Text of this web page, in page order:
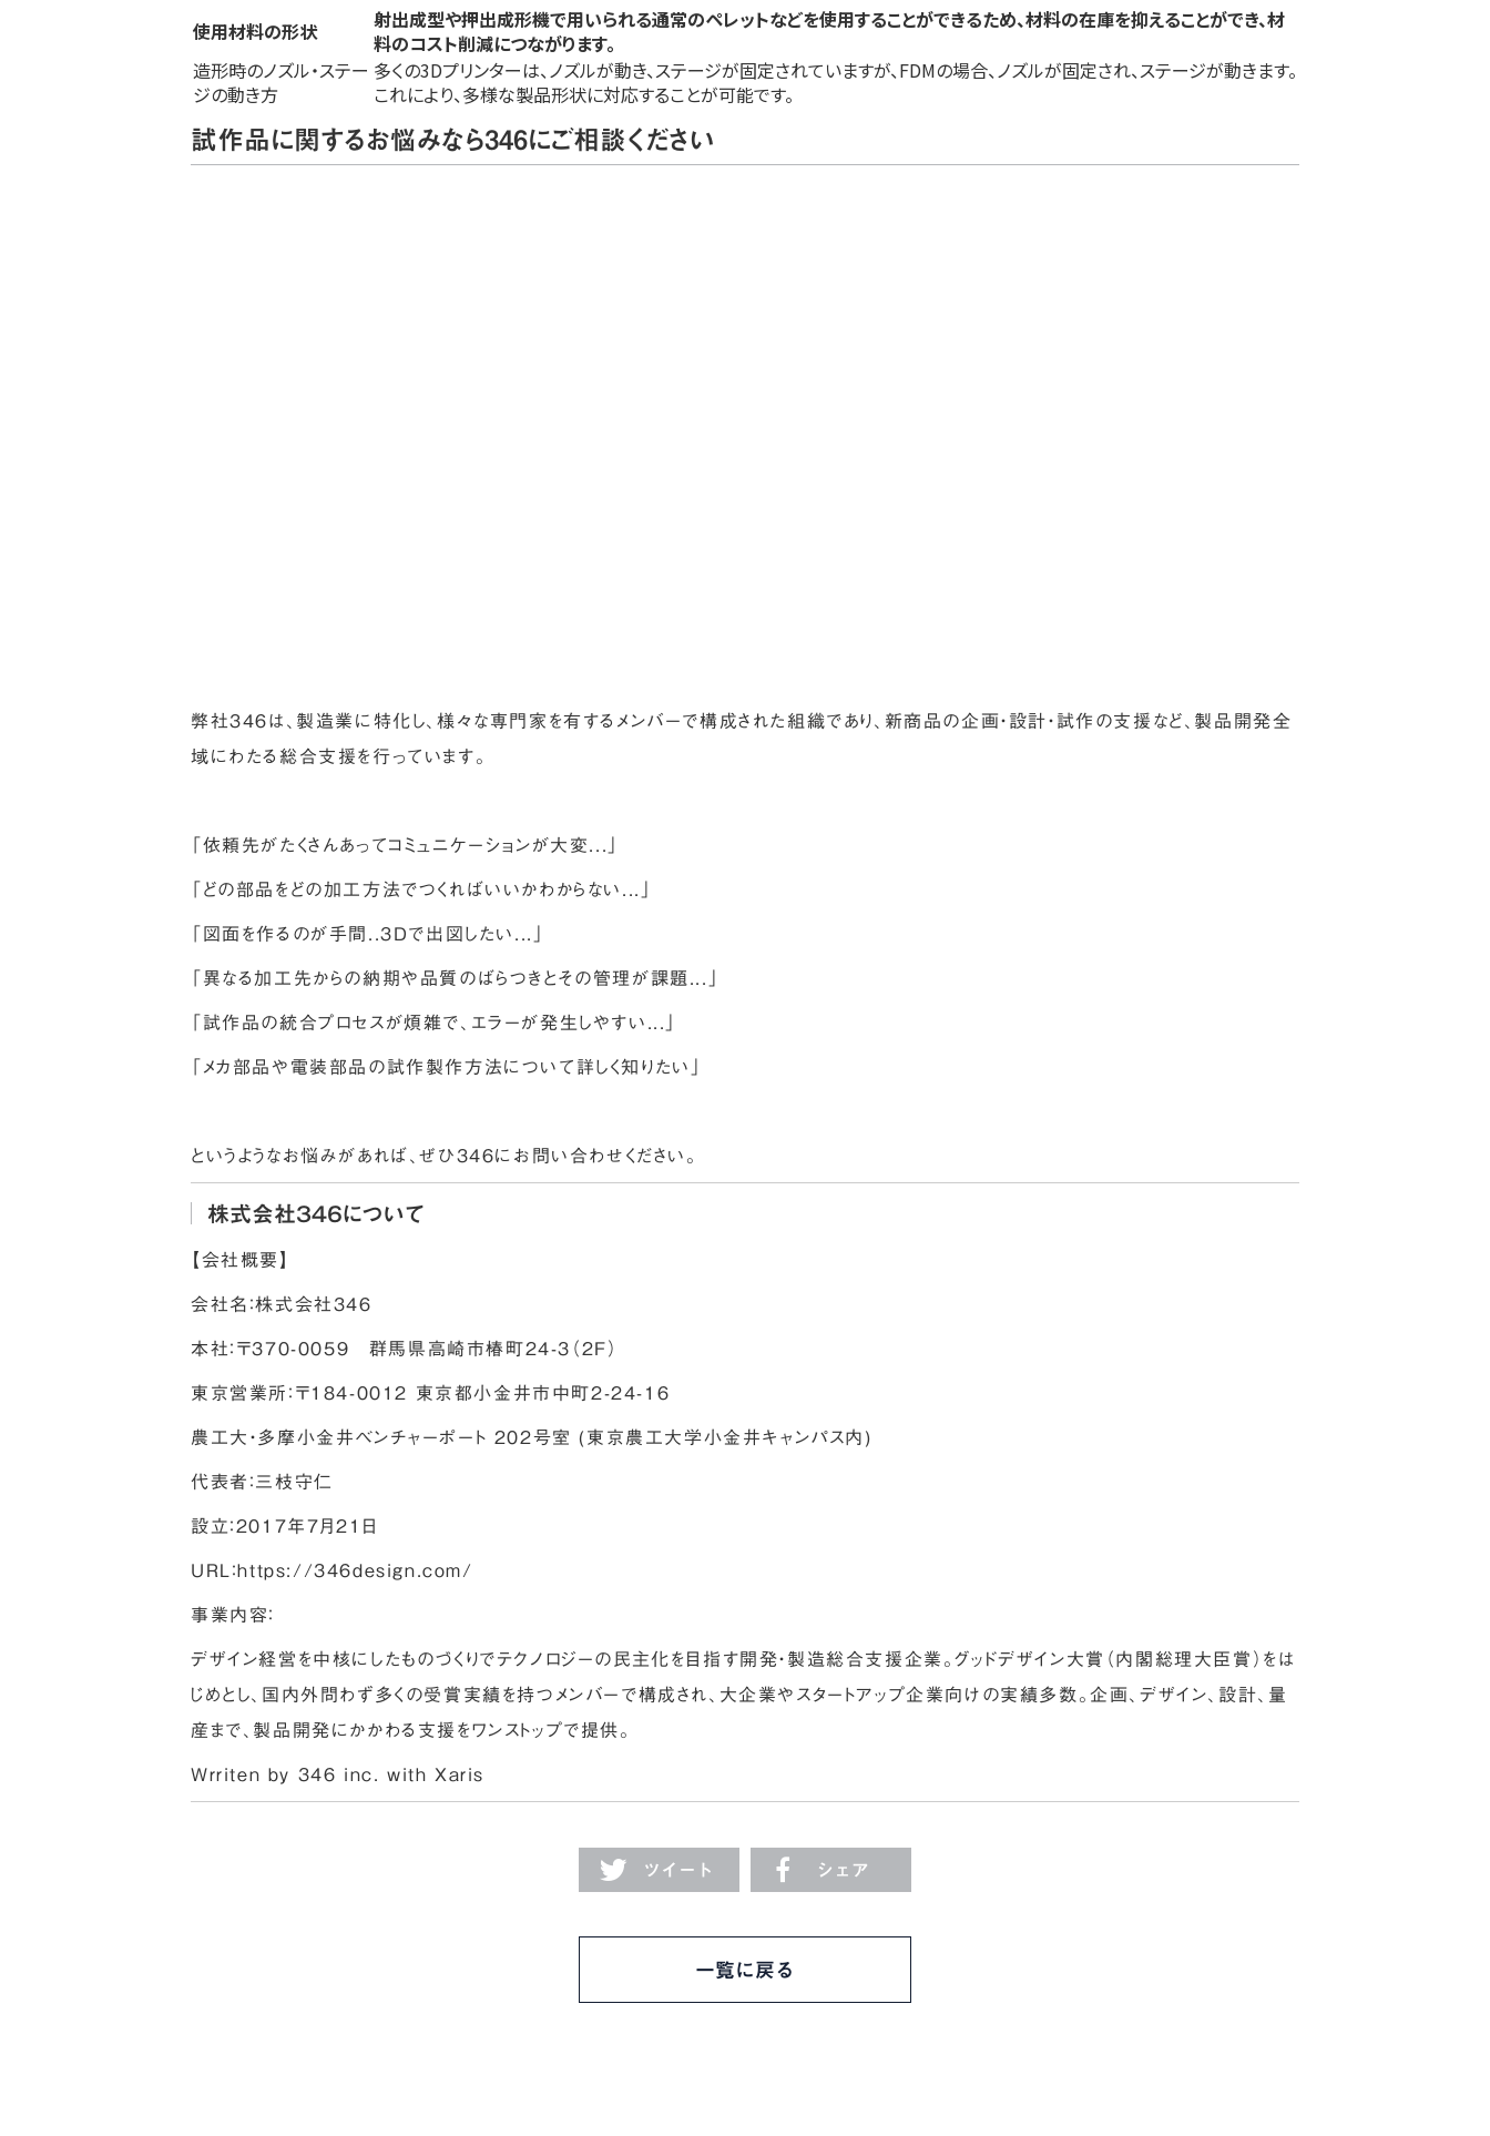
使用材料の形状
射出成型や押出成形機で用いられる通常のペレットなどを使用することができるため、材料の在庫を抑えることができ、材
料のコスト削減につながります。
造形時のノズル・ステー
ジの動き方
多くの3Dプリンターは、ノズルが動き、ステージが固定されていますが、FDMの場合、ノズルが固定され、ステージが動きます。
これにより、多様な製品形状に対応することが可能です。
試作品に関するお悩みなら346にご相談ください
弊社３４６は、製造業に特化し、様々な専門家を有するメンバーで構成された組織であり、新商品の企画・設計・試作の支援など、製品開発全
域にわたる総合支援を行っています。
「依頼先がたくさんあってコミュニケーションが大変...」
「どの部品をどの加工方法でつくればいいかわからない...」
「図面を作るのが手間..３Dで出図したい...」
「異なる加工先からの納期や品質のばらつきとその管理が課題...」
「試作品の統合プロセスが煩雑で、エラーが発生しやすい...」
「メカ部品や電装部品の試作製作方法について詳しく知りたい」
というようなお悩みがあれば、ぜひ346にお問い合わせください。
株式会社３４６について
【会社概要】
会社名：株式会社３４６
本社：〒370-0059 群馬県高崎市椿町24-3（2F）
東京営業所：〒184-0012 東京都小金井市中町2-24-16
農工大・多摩小金井ベンチャーポート 202号室 (東京農工大学小金井キャンパス内)
代表者：三枝守仁
設立：2017年7月21日
URL：https://346design.com/
事業内容：
デザイン経営を中核にしたものづくりでテクノロジーの民主化を目指す開発・製造総合支援企業。グッドデザイン大賞（内閣総理大臣賞）をは
じめとし、国内外問わず多くの受賞実績を持つメンバーで構成され、大企業やスタートアップ企業向けの実績多数。企画、デザイン、設計、量
産まで、製品開発にかかわる支援をワンストップで提供。
Wrriten by 346 inc. withXaris
ツイート シェア
一覧に戻る